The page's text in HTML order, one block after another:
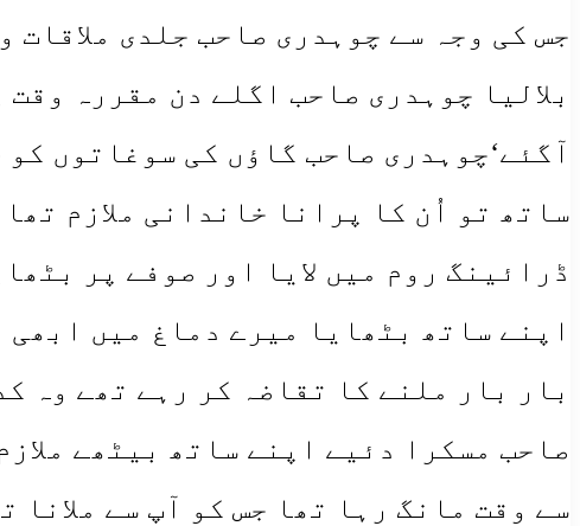
جس کی وجہ سے چوہدری صاحب جلدی
بلالیا چوہدری صاحب اگلے دن مقررہ
آگئے‘چوہدری صاحب گاؤں کی سوغاتوں
ساتھ تو اُن کا پرانا خاندانی ملازم
ڈرائینگ روم میں لایا اور صوفے پر
اپنے ساتھ بٹھایا میرے دماغ میں
بار بار ملنے کا تقاضہ کر رہے تھے وہ
صاحب مسکرا دئیے اپنے ساتھ بیٹھے
سے وقت مانگ رہا تھا جس کو آپ سے ملانا